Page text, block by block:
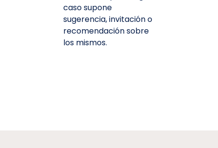
caso supone
sugerencia, invitación o
recomendación sobre
los mismos.